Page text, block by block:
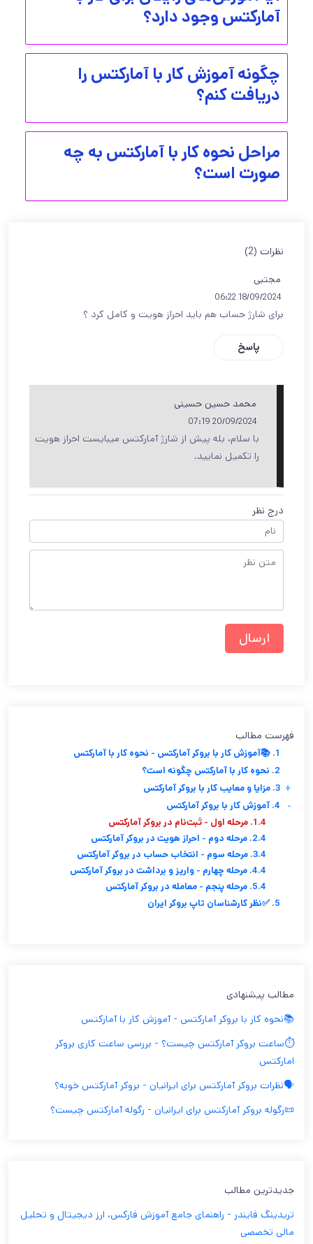
آمارکتس وجود دارد؟
چگونه آموزش کار با آمارکتس را
دریافت کنم؟
مراحل نحوه کار با آمارکتس به چه
صورت است؟
نظرات (2)
مجتبی
18/09/2024 06:22
برای شارژ حساب هم باید احراز هویت و کامل کرد ؟
پاسخ
محمد حسین حسینی
20/09/2024 07:19
با سلام، بله پیش از شارژ آمارکتس میبایست احراز هویت
را تکمیل نمایید.
درج نظر
فهرست مطالب
1. 📚آموزش کار با بروکر آمارکتس - نحوه کار با آمارکتس
2. نحوه کار با آمارکتس چگونه است؟
3. مزایا و معایب کار با بروکر آمارکتس +
4. آموزش کار با بروکر آمارکتس -
1.4. مرحله اول - ثبت‌نام در بروکر آمارکتس
2.4. مرحله دوم - احراز هویت در بروکر آمارکتس
3.4. مرحله سوم - انتخاب حساب در بروکر آمارکتس
4.4. مرحله چهارم - واریز و برداشت در بروکر آمارکتس
5.4. مرحله پنجم - معامله در بروکر آمارکتس
5. ✅نظر کارشناسان تاپ بروکر ایران
مطالب پیشنهادی
📚نحوه کار با بروکر آمارکتس - آموزش کار با آمارکتس
⏱️ساعت بروکر آمارکتس چیست؟ - بررسی ساعت کاری بروکر
امارکتس
🗣️نظرات بروکر آمارکتس برای ایرانیان - بروکر آمارکتس خوبه؟
📜رگوله بروکر آمارکتس برای ایرانیان - رگوله آمارکتس چیست؟
جدیدترین مطالب
تریدینگ فایندر - راهنمای جامع آموزش فارکس، ارز دیجیتال و تحلیل
مالی تخصصی